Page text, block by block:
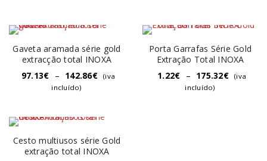
Gaveta aramada série gold
extracção total INOXA
97.13€ – 142.86€
(iva
incluído)
Porta Garrafas Série Gold
Extração Total INOXA
1.22€ – 175.32€
(iva
incluído)
Cesto multiusos série Gold
extração total INOXA